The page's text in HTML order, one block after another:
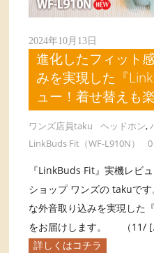
2024年10月13日
進化したフィット
みを実現した『
ュー！着せ替えも
ワンズ店員taku ヘッドホン,
LinkBuds Fit（WF-L910N）
『LinkBuds Fit』実機レ
ショップ ワンズの takuで
な外音取り込みを実現した
をお届けします。 （11/
詳しくはコチラ